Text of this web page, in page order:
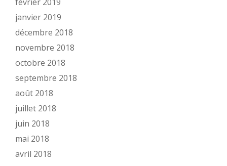
janvier 2019
décembre 2018
novembre 2018
octobre 2018
septembre 2018
août 2018
juillet 2018
juin 2018
mai 2018
avril 2018